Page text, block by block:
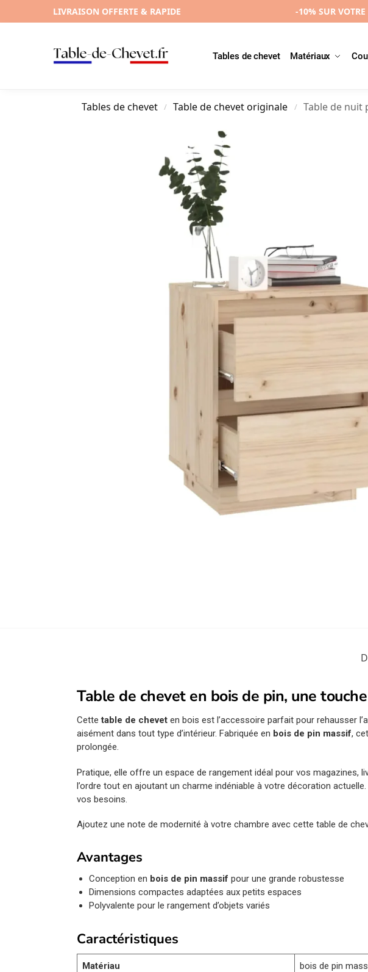
LIVRAISON OFFERTE & RAPIDE -10% SUR
Tables de chevet Matériaux
Tables de chevet / Table de chevet originale / Table de nuit
Table de chevet en bois de pin, une
Cettetable de chevet en bois est l’accessoire parfait pour rehausser
aisément dans tout type d’intérieur. Fabriquée en bois de pin massif,
prolongée.
Pratique, elle offre un espace de rangement idéal pour vos
l’ordre tout en ajoutant un charme indéniable à votre décoration
vos besoins.
Ajoutez une note de modernité à votre chambre avec cette table de
Avantages
Conception en bois de pin massif pour une grande robustesse
Dimensions compactes adaptées aux petits espaces
Polyvalente pour le rangement d’objets variés
Caractéristiques
Matériau bois de pin